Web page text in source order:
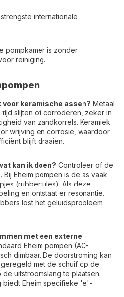
internationale
pompkamer is zonder
reiniging.
voor keramische assen? Metaal
tijd slijten of corroderen, zeker in
van zandkorrels. Keramiek
wrijving en corrosie, waardoor
blijft draaien.
kan ik doen? Controleer of de
Eheim pompen is de as vaak
(rubbertules). Als deze
en ontstaat er resonantie.
lost het geluidsprobleem
met een externe
Eheim pompen (AC-
dimbaar. De doorstroming kan
met de schuif op de
uitstroomslang te plaatsen.
biedt Eheim specifieke 'e'-